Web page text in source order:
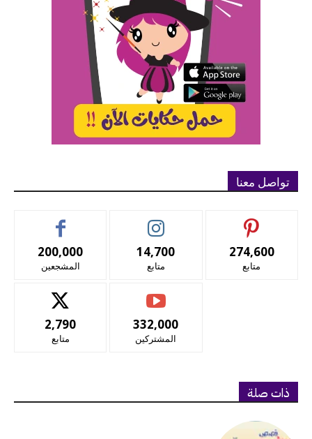
تواصل معنا
200,000
المشجعين
14,700
متابع
274,600
متابع
2,790
متابع
332,000
المشتركين
ذات صلة